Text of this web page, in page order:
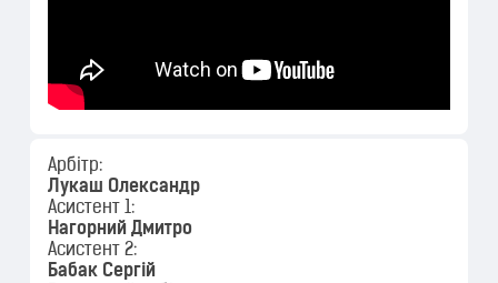
Арбітр:
Лукаш Олександр
Асистент 1:
Нагорний Дмитро
Асистент 2:
Бабак Сергій